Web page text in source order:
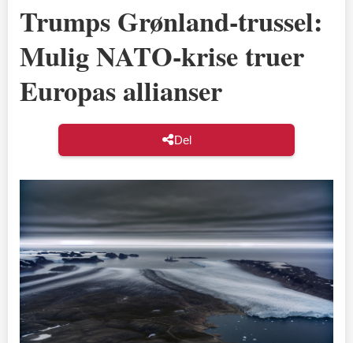
Trumps Grønland-trussel:
Mulig NATO-krise truer
Europas allianser
Del